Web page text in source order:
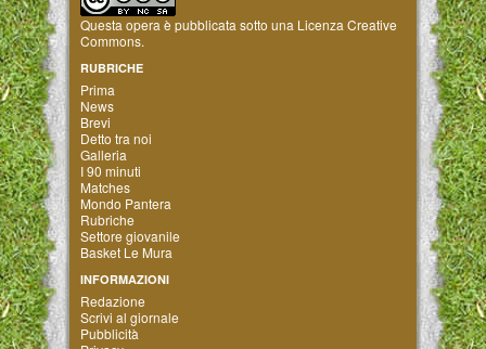
Questa opera è pubblicata sotto una Licenza Creative
Commons.
RUBRICHE
Prima
News
Brevi
Detto tra noi
Galleria
I 90 minuti
Matches
Mondo Pantera
Rubriche
Settore giovanile
Basket Le Mura
INFORMAZIONI
Redazione
Scrivi al giornale
Pubblicità